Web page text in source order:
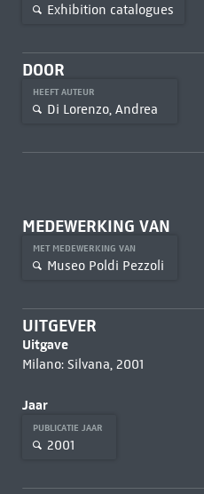
Exhibition catalogues
DOOR
HEEFT AUTEUR
Di Lorenzo, Andrea
MEDEWERKING VAN
MET MEDEWERKING VAN
Museo Poldi Pezzoli
UITGEVER
Uitgave
Milano: Silvana, 2001
Jaar
PUBLICATIE JAAR
2001